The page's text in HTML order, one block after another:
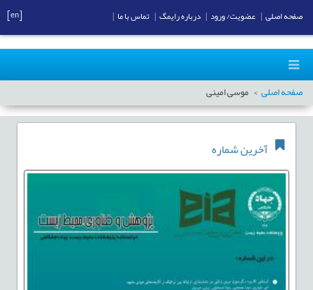
صفحه اصلی موسی امینی
آخرین شماره
صفحه اصلی عضویت/ ورود درباره رایمگ تماس با ما